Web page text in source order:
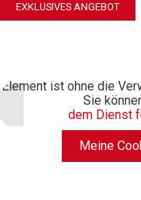
ist ohne die
Sie
dem Dienst
Meine
EXKLUSIVES ANGEBOT